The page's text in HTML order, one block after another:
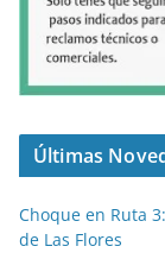
Últimas
Choque en Ruta
de Las Flores